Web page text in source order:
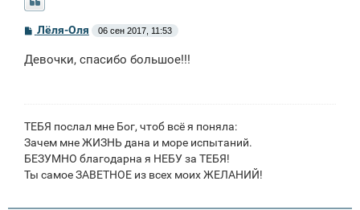
С
б
Лёля-Оля 06 сен 2017, 11:53
Девочки, спасибо большое!!!
ТЕБЯ послал мне Бог, чтоб всё я поняла:
Зачем мне ЖИЗНЬ дана и море испытаний.
БЕЗУМНО благодарна я НЕБУ за ТЕБЯ!
Ты самое ЗАВЕТНОЕ из всех моих ЖЕЛАНИЙ!